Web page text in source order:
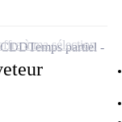
CDDTemps partiel
à ma sélection